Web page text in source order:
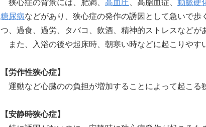
狭心症の背景には、肥満、 高血圧 、高脂血症、 動脈硬
糖尿病などがあり、狭心症の発作の誘因として急いで歩
つ、過食、過労、タバコ、飲酒、精神的ストレスなどが
また、入浴の後や起床時、朝寒い時などに起こりやす
【労作性狭心症】
運動など心臓のの負担が増加することによって起こる
【安静時狭心症】